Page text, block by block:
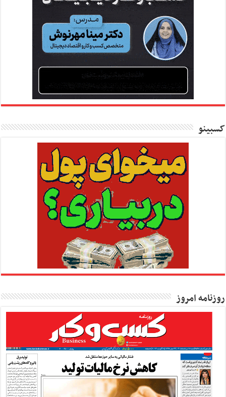
کسبینو
روزنامه امروز